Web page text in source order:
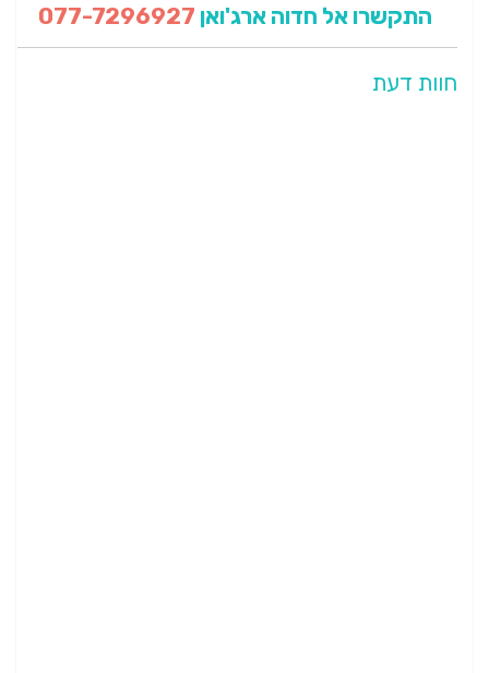
התקשרו אל חדוה ארג'ואן 077-7296927
חוות דעת